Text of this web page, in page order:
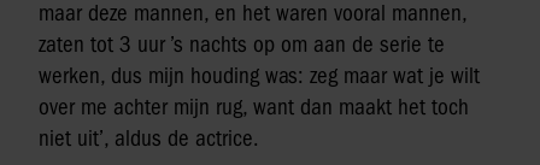
maar deze mannen, en het waren vooral mannen,
zaten tot 3 uur ’s nachts op om aan de serie te
werken, dus mijn houding was: zeg maar wat je wilt
over me achter mijn rug, want dan maakt het toch
niet uit’, aldus de actrice.